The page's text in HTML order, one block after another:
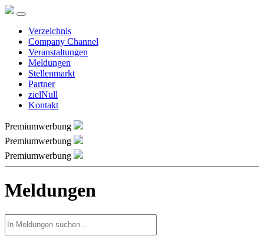
Verzeichnis
Company Channel
Veranstaltungen
Meldungen
Stellenmarkt
Partner
zielNull
Kontakt
Premiumwerbung
Premiumwerbung
Premiumwerbung
Meldungen